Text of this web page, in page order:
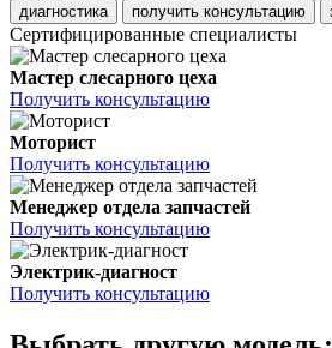
диагностика получить консультацию
Сертифицированные специалисты
Мастер слесарного цеха
Получить консультацию
Моторист
Получить консультацию
Менеджер отдела запчастей
Получить консультацию
Электрик-диагност
Получить консультацию